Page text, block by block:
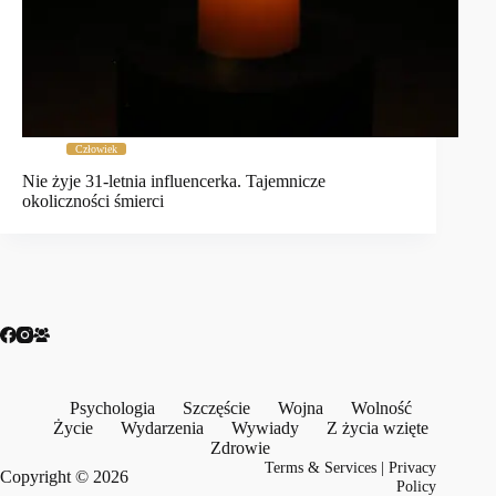
Człowiek
Nie żyje 31-letnia influencerka. Tajemnicze
okoliczności śmierci
Psychologia Szczęście Wojna
Wolność
Życie
Wydarzenia Wywiady
Z życia wzięte
Zdrowie
Copyright © 2026
Terms & Services |Privacy
Policy